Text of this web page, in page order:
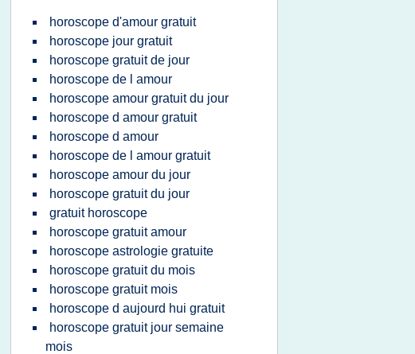
horoscope d'amour gratuit
horoscope jour gratuit
horoscope gratuit de jour
horoscope de l amour
horoscope amour gratuit du jour
horoscope d amour gratuit
horoscope d amour
horoscope de l amour gratuit
horoscope amour du jour
horoscope gratuit du jour
gratuit horoscope
horoscope gratuit amour
horoscope astrologie gratuite
horoscope gratuit du mois
horoscope gratuit mois
horoscope d aujourd hui gratuit
horoscope gratuit jour semaine
mois